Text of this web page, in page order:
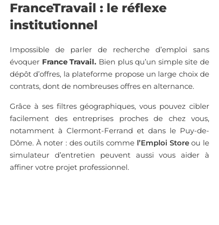
FranceTravail : le réflexe
institutionnel
Impossible de parler de recherche d’emploi sans
évoquer France Travail. Bien plus qu’un simple site de
dépôt d’offres, la plateforme propose un large choix de
contrats, dont de nombreuses offres en alternance.
Grâce à ses filtres géographiques, vous pouvez cibler
facilement des entreprises proches de chez vous,
notamment à Clermont-Ferrand et dans le Puy-de-
Dôme. À noter : des outils comme l’Emploi Storeou le
simulateur d’entretien peuvent aussi vous aider à
affiner votre projet professionnel.